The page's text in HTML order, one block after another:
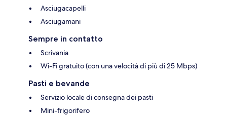
Asciugacapelli
Asciugamani
Sempre in contatto
Scrivania
Wi-Fi gratuito (con una velocità di più di 25 Mbps)
Pasti e bevande
Servizio locale di consegna dei pasti
Mini-frigorifero